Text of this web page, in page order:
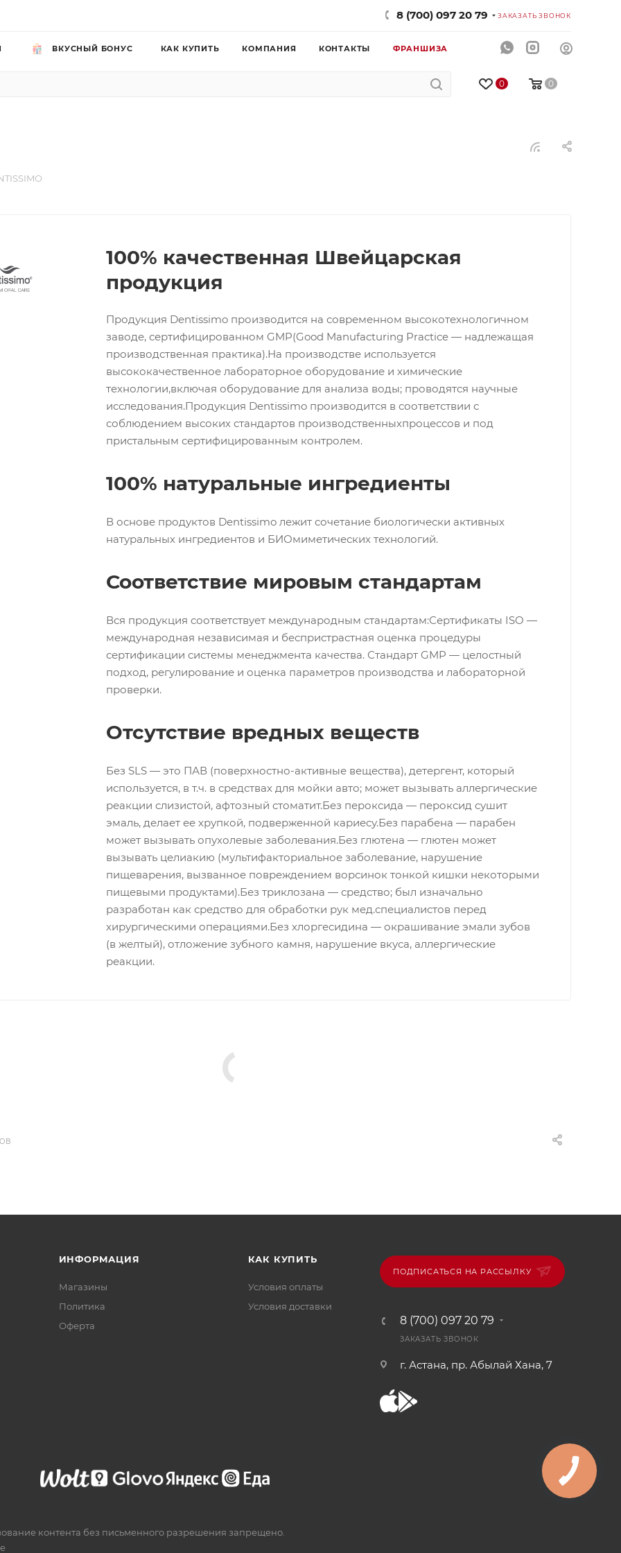
8 (700) 097 20 79 ЗАКАЗАТЬ ЗВОНОК
ВКУСНЫЙ БОНУС КАК КУПИТЬ КОМПАНИЯ КОНТАКТЫ ФРАНШИЗА
0 0
100% качественная Швейцарская
продукция
Продукция Dentissimo производится на современном высокотехнологичном
заводе, сертифицированном GMP(Good Manufacturing Practice — надлежащая
производственная практика).На производстве используется
высококачественное лабораторное оборудование и химические
технологии,включая оборудование для анализа воды; проводятся научные
исследования.Продукция Dentissimo производится в соответствии с
соблюдением высоких стандартов производственныхпроцессов и под
пристальным сертифицированным контролем.
100% натуральные ингредиенты
В основе продуктов Dentissimo лежит сочетание биологически активных
натуральных ингредиентов и БИОмиметических технологий.
Соответствие мировым стандартам
Вся продукция соответствует международным стандартам:Сертификаты ISO —
международная независимая и беспристрастная оценка процедуры
сертификации системы менеджмента качества. Стандарт GMP — целостный
подход, регулирование и оценка параметров производства и лабораторной
проверки.
Отсутствие вредных веществ
Без SLS — это ПАВ (поверхностно-активные вещества), детергент, который
используется, в т.ч. в средствах для мойки авто; может вызывать аллергические
реакции слизистой, афтозный стоматит.Без пероксида — пероксид сушит
эмаль, делает ее хрупкой, подверженной кариесу.Без парабена — парабен
может вызывать опухолевые заболевания.Без глютена — глютен может
вызывать целиакию (мультифакториальное заболевание, нарушение
пищеварения, вызванное повреждением ворсинок тонкой кишки некоторыми
пищевыми продуктами).Без триклозана — средство; был изначально
разработан как средство для обработки рук мед.специалистов перед
хирургическими операциями.Без хлоргесидина — окрашивание эмали зубов
(в желтый), отложение зубного камня, нарушение вкуса, аллергические
реакции.
ИНФОРМАЦИЯ
Магазины
Политика
Офертa
КАК КУПИТЬ
Условия оплаты
Условия доставки
ПОДПИСАТЬСЯ НА РАССЫЛКУ
8 (700) 097 20 79
ЗАКАЗАТЬ ЗВОНОК
г. Астана, пр. Абылай Хана, 7
контента без письменного разрешения запрещено.